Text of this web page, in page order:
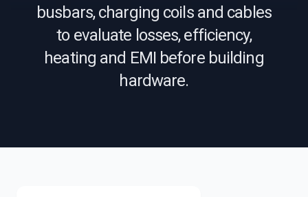
busbars, charging coils and cables
to evaluate losses, efficiency,
heating and EMI before building
hardware.